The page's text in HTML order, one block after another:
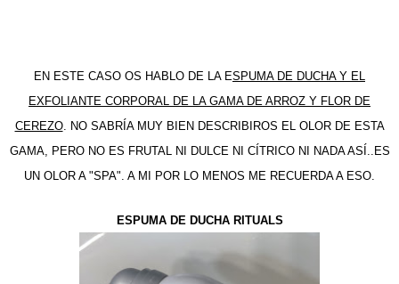
EN ESTE CASO OS HABLO DE LA ESPUMA DE DUCHA Y EL
EXFOLIANTE CORPORAL DE LA GAMA DE ARROZ Y FLOR DE
CEREZO. NO SABRÍA MUY BIEN DESCRIBIROS EL OLOR DE ESTA
GAMA, PERO NO ES FRUTAL NI DULCE NI CÍTRICO NI NADA ASÍ..ES
UN OLOR A "SPA". A MI POR LO MENOS ME RECUERDA A ESO.
ESPUMA DE DUCHA RITUALS